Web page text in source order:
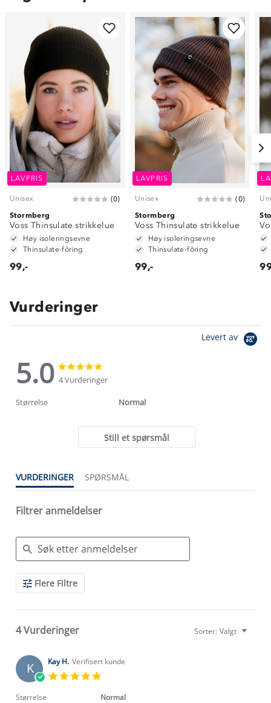
LAVPRIS
Unisex (0)
Stormberg
Voss Thinsulate strikkelue
Høy isoleringsevne
Thinsulate-fôring
99,-
LAVPRIS
Unisex (0)
Stormberg
Voss Thinsulate strikkelue
Høy isoleringsevne
Thinsulate-fôring
99,-
Vurderinger
Levert av
5.0
5.0
star
rating
star
4 Vurderinger
Størrelse Normal
Still et spørsmål
VURDERINGER SPØRSMÅL
Filtrer anmeldelser
Search
ReviewsFlere Filtre
4 Vurderinger Sorter: Valgt
K Kay H. Verifisert kunde
rating
Størrelse Normal